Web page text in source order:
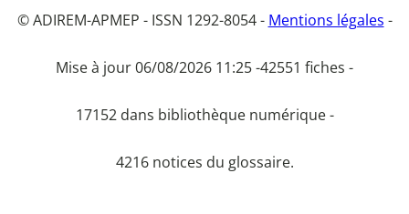
© ADIREM-APMEP - ISSN 1292-8054 - Mentions légales -
Mise à jour 06/08/2026 11:25 -42551 fiches -
17152 dans bibliothèque numérique -
4216 notices du glossaire.